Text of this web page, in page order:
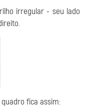
irregular - seu lado
fica assim: